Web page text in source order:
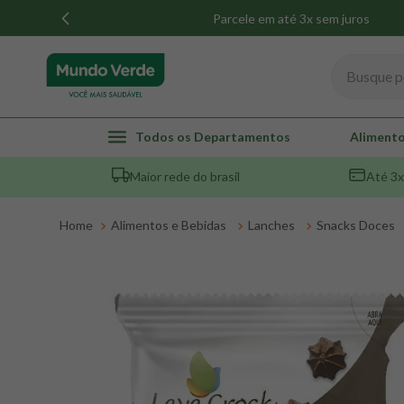
Parcele em até 3x sem juros
Todos os Departamentos
Maior rede do brasil Até
Alimentos e Bebidas Lanches Snacks Doces
TERMOS MAIS BUSCADOS
1º whey
2º creatina
snack proteico mundo verde
maca peruana
9º psyllium